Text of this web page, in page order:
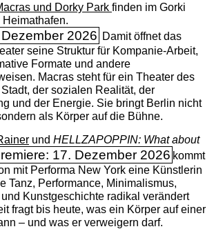
und Dorky Park finden im Gorki
2026 Damit öffnet das
seine Struktur für Kompanie-Arbeit,
Formate und andere
Macras steht für ein Theater des
der sozialen Realität, der
und der Energie. Sie bringt Berlin nicht
als Körper auf die Bühne.
und HELLZAPOPPIN: What about
17. Dezember 2026 kommt
mit Performa New York eine Künstlerin
Tanz, Performance, Minimalismus,
Kunstgeschichte radikal verändert
fragt bis heute, was ein Körper auf einer
– und was er verweigern darf.